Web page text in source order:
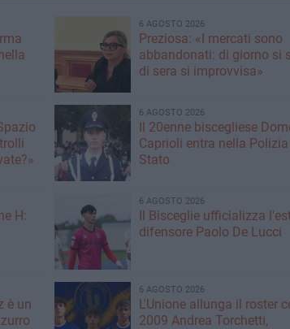
6 AGOSTO 2026
Preziosa: «I mercati sono
abbandonati: di giorno si
di sera si improvvisa»
6 AGOSTO 2026
Il 20enne biscegliese
Caprioli entra nella
Stato
H:
6 AGOSTO 2026
Il Bisceglie ufficializza
difensore Paolo De Lucci
è un
6 AGOSTO 2026
L'Unione allunga il roster
2009 Andrea Torchetti,